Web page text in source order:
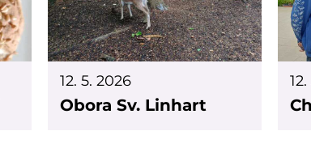
12. 5. 2026
Obora Sv. Linhart